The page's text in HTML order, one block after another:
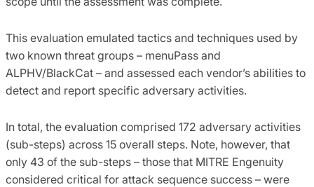
This evaluation emulated tactics and techniques used by
two known threat groups – menuPass and
ALPHV/BlackCat – and assessed each vendor’s abilities to
detect and report specific adversary activities.
In total, the evaluation comprised 172 adversary activities
(sub-steps) across 15 overall steps. Note, however, that
only 43 of the sub-steps – those that MITRE Engenuity
considered critical for attack sequence success – were